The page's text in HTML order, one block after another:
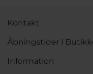
Kontakt
Åbningstider I
Information